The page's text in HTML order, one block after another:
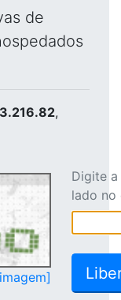
de
,
Digite
lado no